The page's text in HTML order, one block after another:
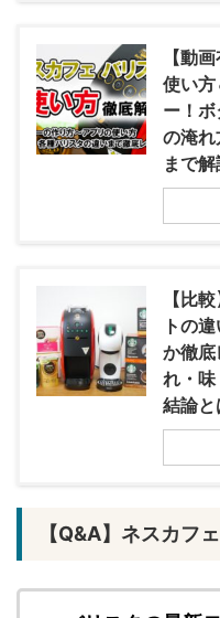
【動
使い方
ー！
の淹
まで解
【比
トの
か徹底
れ・味
結論と
【Q&A】ネスカフ